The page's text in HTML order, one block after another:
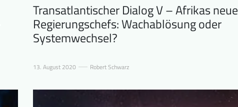
Transatlantischer Dialog V – Afrikas neue
Regierungschefs: Wachablösung oder
Systemwechsel?
13. August 2020 Robert Schwarz